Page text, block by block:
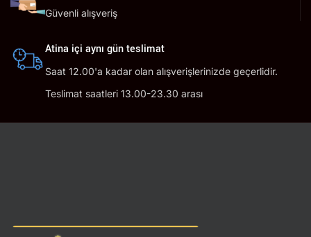
Güvenli alışveriş
Atina içi aynı gün teslimat
Saat 12.00'a kadar olan alışverişlerinizde geçerlidir.
Teslimat saatleri 13.00-23.30 arası